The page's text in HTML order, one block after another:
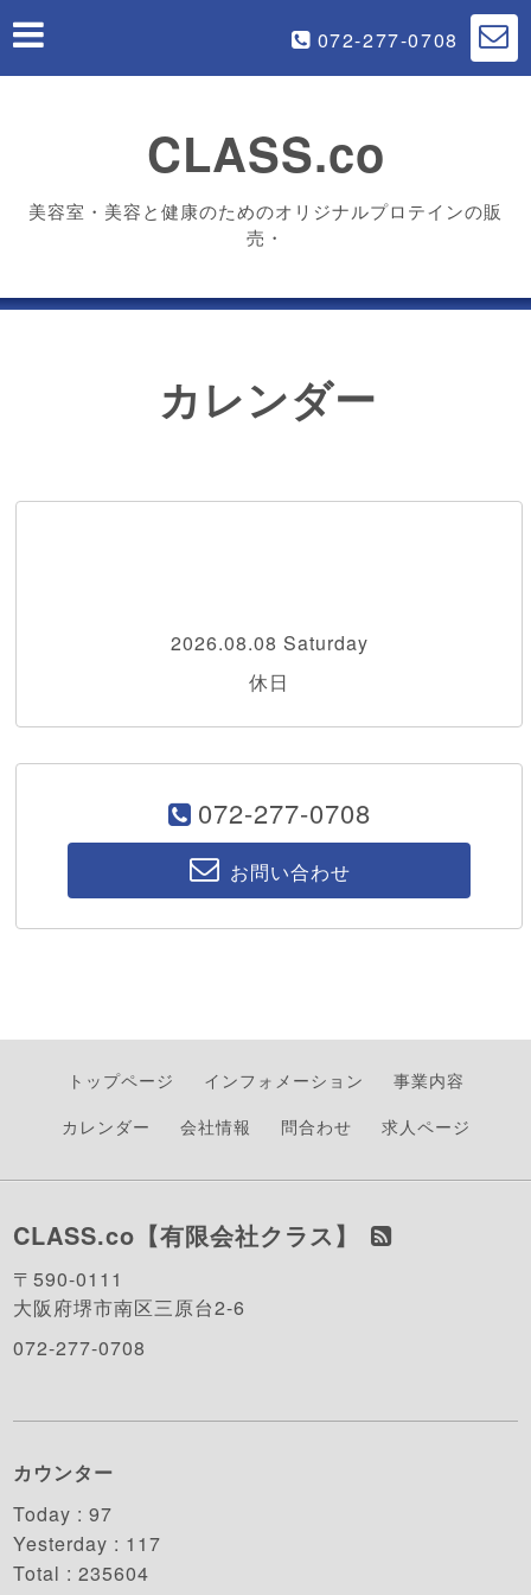
072-277-0708
CLASS.co
美容室・美容と健康のためのオリジナルプロテインの販
売・
カレンダー
2026.08.08 Saturday
休日
072-277-0708
お問い合わせ
トップページ インフォメーション
事業内容
カレンダー
会社情報 問合わせ 求人ページ
CLASS.co【有限会社クラス】
〒590-0111
大阪府堺市南区三原台2-6
072-277-0708
カウンター
Today :97
Yesterday : 117
Total :235604